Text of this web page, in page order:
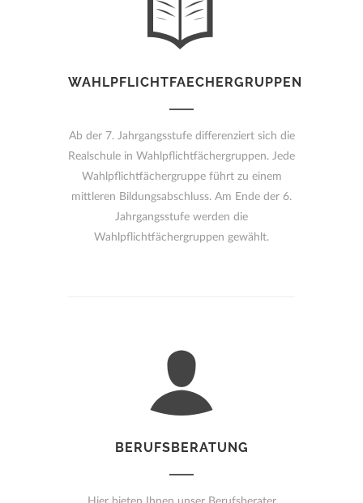
WAHLPFLICHTFAECHERGRUPPEN
Ab der 7. Jahrgangsstufe differenziert sich die
Realschule in Wahlpflichtfächergruppen. Jede
Wahlpflichtfächergruppe führt zu einem
mittleren Bildungsabschluss. Am Ende der 6.
Jahrgangsstufe werden die
Wahlpflichtfächergruppen gewählt.
BERUFSBERATUNG